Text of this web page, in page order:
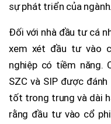
sự phát triển của ngành.
Đối với nhà đầu tư cá
xem xét đầu tư vào
nghiệp có tiềm năng.
SZC và SIP được
tốt trong trung và dài
rằng đầu tư vào cổ